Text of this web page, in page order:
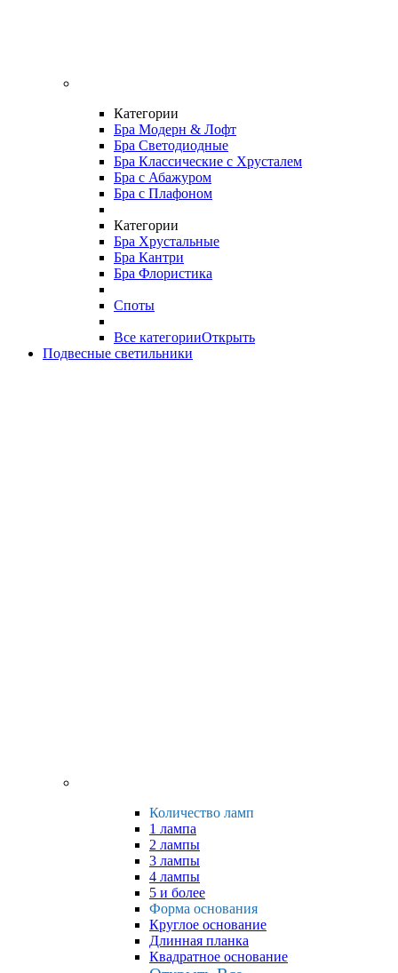
Категории
Бра Модерн & Лофт
Бра Светодиодные
Бра Классические с Хрусталем
Бра с Абажуром
Бра с Плафоном
Категории
Бра Хрустальные
Бра Кантри
Бра Флористика
Споты
Все категорииОткрыть
Подвесные светильники
Количество ламп
1 лампа
2 лампы
3 лампы
4 лампы
5 и более
Форма основания
Круглое основание
Длинная планка
Квадратное основание